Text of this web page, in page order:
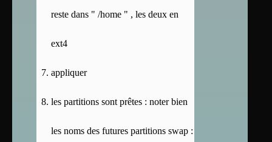
reste dans " /home " , les deux en
ext4
appliquer
les partitions sont prêtes : noter bien
les noms des futures partitions swap :